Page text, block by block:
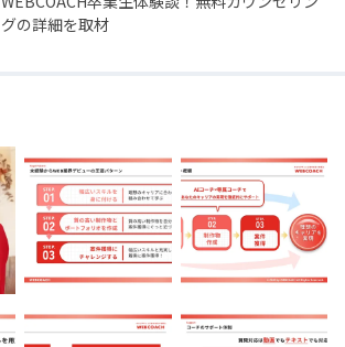
グの詳細を取材